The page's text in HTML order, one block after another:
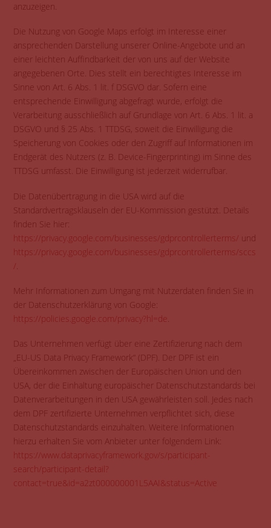
anzuzeigen.
Die Nutzung von Google Maps erfolgt im Interesse einer
ansprechenden Darstellung unserer Online-Angebote und an
einer leichten Auffindbarkeit der von uns auf der Website
angegebenen Orte. Dies stellt ein berechtigtes Interesse im
Sinne von Art. 6 Abs. 1 lit. f DSGVO dar. Sofern eine
entsprechende Einwilligung abgefragt wurde, erfolgt die
Verarbeitung ausschließlich auf Grundlage von Art. 6 Abs. 1 lit. a
DSGVO und § 25 Abs. 1 TTDSG, soweit die Einwilligung die
Speicherung von Cookies oder den Zugriff auf Informationen im
Endgerät des Nutzers (z. B. Device-Fingerprinting) im Sinne des
TTDSG umfasst. Die Einwilligung ist jederzeit widerrufbar.
Die Datenübertragung in die USA wird auf die
Standardvertragsklauseln der EU-Kommission gestützt. Details
finden Sie hier:
https://privacy.google.com/businesses/gdprcontrollerterms/ und
https://privacy.google.com/businesses/gdprcontrollerterms/sccs
/
Mehr Informationen zum Umgang mit Nutzerdaten finden Sie in
der Datenschutzerklärung von Google:
https://policies.google.com/privacy?hl=de.
Das Unternehmen verfügt über eine Zertifizierung nach dem
„EU-US Data Privacy Framework“ (DPF). Der DPF ist ein
Übereinkommen zwischen der Europäischen Union und den
USA, der die Einhaltung europäischer Datenschutzstandards bei
Datenverarbeitungen in den USA gewährleisten soll. Jedes nach
dem DPF zertifizierte Unternehmen verpflichtet sich, diese
Datenschutzstandards einzuhalten. Weitere Informationen
hierzu erhalten Sie vom Anbieter unter folgendem Link:
https://www.dataprivacyframework.gov/s/participant-
search/participant-detail?
contact=true&id=a2zt000000001L5AAI&status=Active